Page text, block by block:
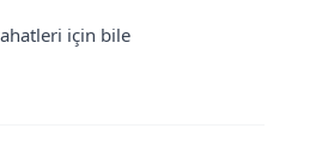
için bile